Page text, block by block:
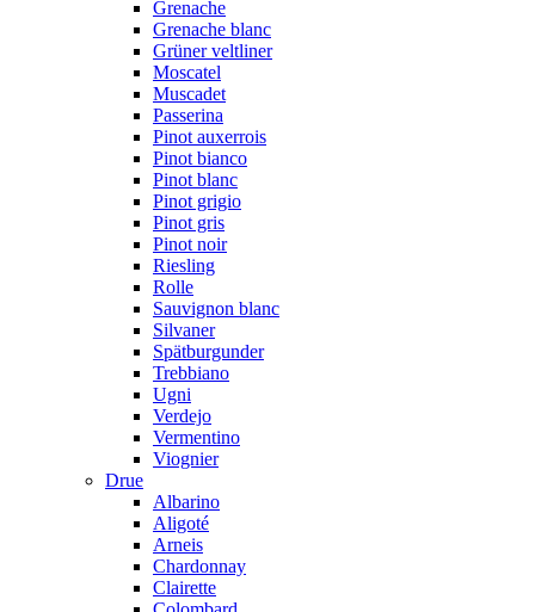
Grenache
Grenache blanc
Grüner veltliner
Moscatel
Muscadet
Passerina
Pinot auxerrois
Pinot bianco
Pinot blanc
Pinot grigio
Pinot gris
Pinot noir
Riesling
Rolle
Sauvignon blanc
Silvaner
Spätburgunder
Trebbiano
Ugni
Verdejo
Vermentino
Viognier
Drue
Albarino
Aligoté
Arneis
Chardonnay
Clairette